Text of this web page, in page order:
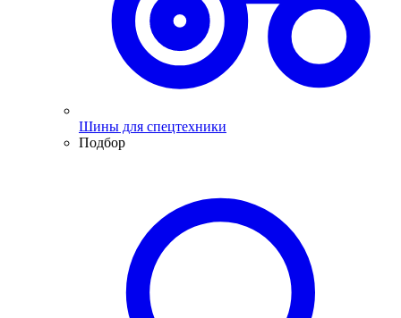
Шины для спецтехники
Подбор